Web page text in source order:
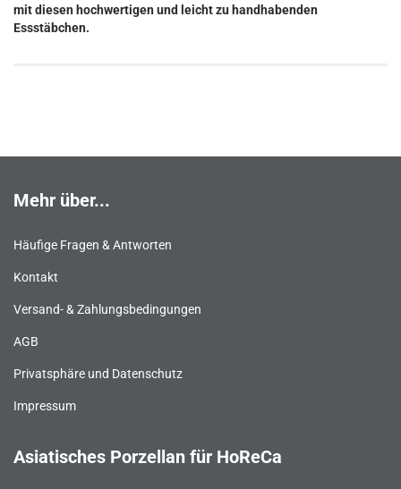
mit diesen hochwertigen und leicht zu handhabenden
Essstäbchen.
Mehr über...
Häufige Fragen & Antworten
Kontakt
Versand- & Zahlungsbedingungen
AGB
Privatsphäre und Datenschutz
Impressum
Asiatisches Porzellan für HoReCa